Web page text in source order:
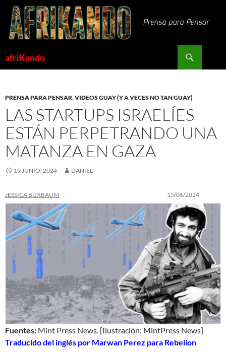
Saltar
contenido
afriKando
PRENSA PARA PENSAR,VIDEOS GUAY (Y A VECES NO TAN GUAY)
LAS STARTUPS ISRAELÍES
ESTÁN PERPETRANDO UNA
MATANZA EN GAZA
19 JUNIO, 2024 DANIEL
JESSICA BUXBAUM 15/06/2024
Fuentes: Mint Press News. [Ilustración: MintPress News]
Traducido del inglés por Marwan Perez para Rebelion